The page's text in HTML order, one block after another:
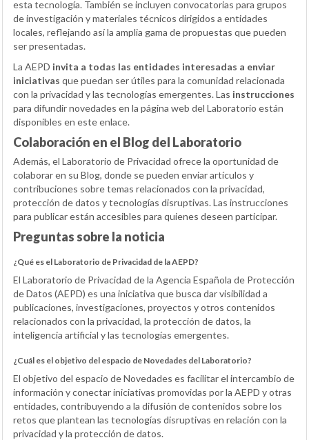
esta tecnología. También se incluyen convocatorias para grupos
de investigación y materiales técnicos dirigidos a entidades
locales, reflejando así la amplia gama de propuestas que pueden
ser presentadas.
La AEPD invita a todas las entidades interesadas a enviar
iniciativas que puedan ser útiles para la comunidad relacionada
con la privacidad y las tecnologías emergentes. Las instrucciones
para difundir novedades en la página web del Laboratorio están
disponibles en este enlace.
Colaboración en el Blog del Laboratorio
Además, el Laboratorio de Privacidad ofrece la oportunidad de
colaborar en su Blog, donde se pueden enviar artículos y
contribuciones sobre temas relacionados con la privacidad,
protección de datos y tecnologías disruptivas. Las instrucciones
para publicar están accesibles para quienes deseen participar.
Preguntas sobre la noticia
¿Qué es el Laboratorio de Privacidad de la AEPD?
El Laboratorio de Privacidad de la Agencia Española de Protección
de Datos (AEPD) es una iniciativa que busca dar visibilidad a
publicaciones, investigaciones, proyectos y otros contenidos
relacionados con la privacidad, la protección de datos, la
inteligencia artificial y las tecnologías emergentes.
¿Cuál es el objetivo del espacio de Novedades del Laboratorio?
El objetivo del espacio de Novedades es facilitar el intercambio de
información y conectar iniciativas promovidas por la AEPD y otras
entidades, contribuyendo a la difusión de contenidos sobre los
retos que plantean las tecnologías disruptivas en relación con la
privacidad y la protección de datos.